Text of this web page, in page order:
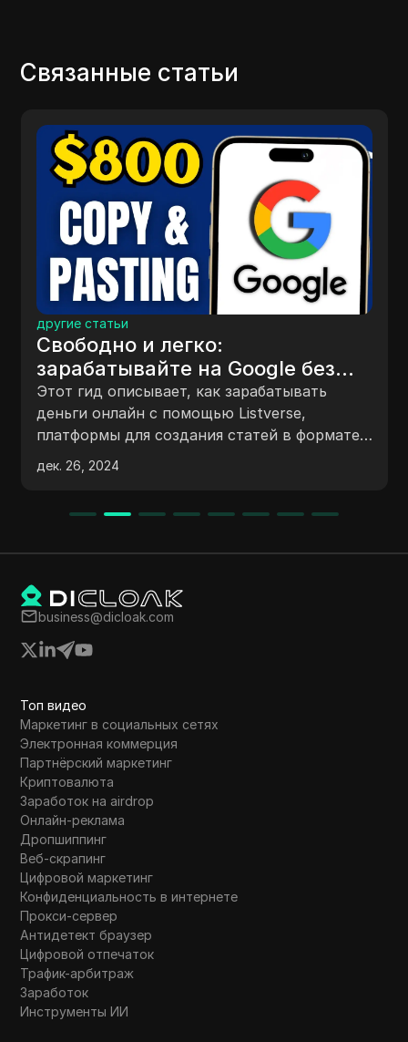
Связанные статьи
другие статьи
Свободно и легко:
зарабатывайте на Google без
вложений
Этот гид описывает, как зарабатывать
деньги онлайн с помощью Listverse,
платформы для создания статей в формате
топ-10. Он подробно объясняет процесс
написания и подачи статей для получения
и использование таких техник, как разрыв
инструментов ИИ для написания и
переработки контента для YouTube Shorts с
дек. 26, 2024
business@dicloak.com
Топ видео
Маркетинг в социальных сетях
Электронная коммерция
Партнёрский маркетинг
Криптовалюта
Заработок на airdrop
Онлайн-реклама
Дропшиппинг
Веб-скрапинг
Цифровой маркетинг
Конфиденциальность в интернете
Прокси-сервер
Антидетект браузер
Цифровой отпечаток
Трафик-арбитраж
Заработок
Инструменты ИИ